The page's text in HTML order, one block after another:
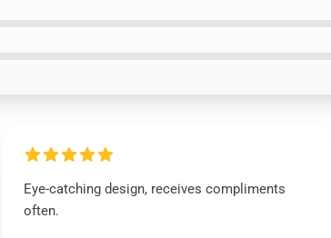
Eye-catching design, receives compliments
often.